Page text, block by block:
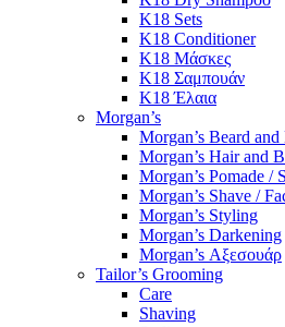
K18 Sets
K18 Conditioner
K18 Μάσκες
K18 Σαμπουάν
K18 Έλαια
Morgan’s
Morgan’s Beard
Morgan’s Hair and
Morgan’s Pomade /
Morgan’s Shave /
Morgan’s Styling
Morgan’s Darkening
Morgan’s Αξεσουάρ
Tailor’s Grooming
Care
Shaving